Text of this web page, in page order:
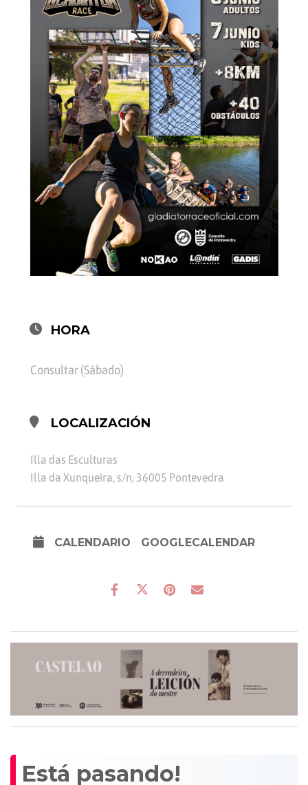
HORA
Consultar (Sábado)
LOCALIZACIÓN
Illa das Esculturas
Illa da Xunqueira, s/n, 36005 Pontevedra
CALENDARIO GOOGLECALENDAR
Está pasando!